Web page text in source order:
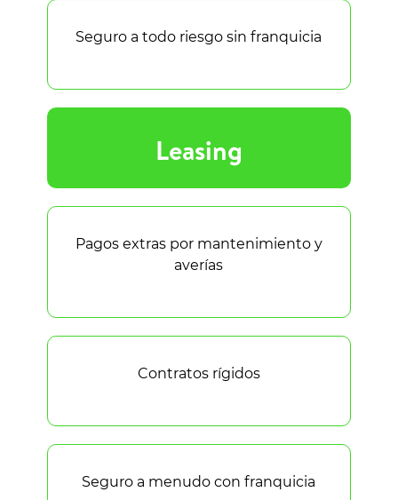
Leasing
Pagos extras por mantenimiento y
averías
Contratos rígidos
Seguro a todo riesgo sin franquicia
Seguro a menudo con franquicia